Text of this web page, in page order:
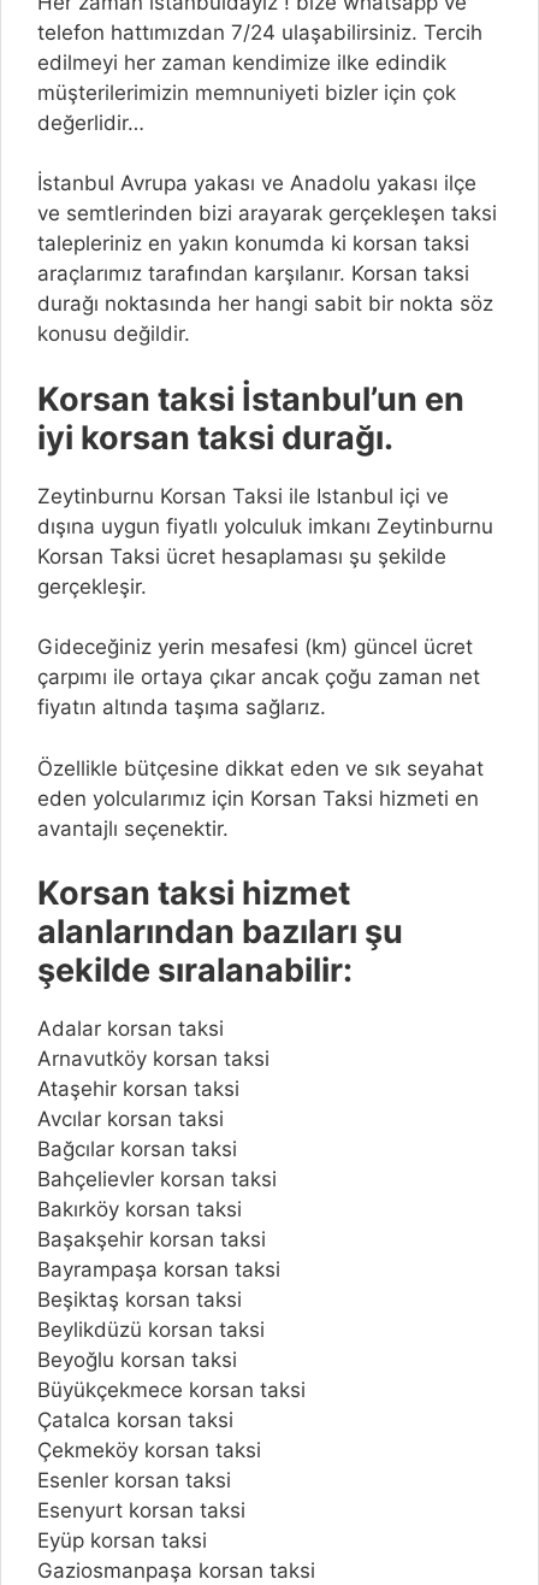
telefon hattımızdan 7/24 ulaşabilirsiniz. Tercih
edilmeyi her zaman kendimize ilke edindik
müşterilerimizin memnuniyeti bizler için çok
değerlidir…
İstanbul Avrupa yakası ve Anadolu yakası ilçe
ve semtlerinden bizi arayarak gerçekleşen taksi
talepleriniz en yakın konumda ki korsan taksi
araçlarımız tarafından karşılanır. Korsan taksi
durağı noktasında her hangi sabit bir nokta söz
konusu değildir.
Korsan taksi İstanbul’un en
iyi korsan taksi durağı.
Zeytinburnu Korsan Taksi ile Istanbul içi ve
dışına uygun fiyatlı yolculuk imkanı Zeytinburnu
Korsan Taksi ücret hesaplaması şu şekilde
gerçekleşir.
Gideceğiniz yerin mesafesi (km) güncel ücret
çarpımı ile ortaya çıkar ancak çoğu zaman net
fiyatın altında taşıma sağlarız.
Özellikle bütçesine dikkat eden ve sık seyahat
eden yolcularımız için Korsan Taksi hizmeti en
avantajlı seçenektir.
Korsan taksi hizmet
alanlarından bazıları şu
şekilde sıralanabilir:
Adalar korsan taksi
Arnavutköy korsan taksi
Ataşehir korsan taksi
Avcılar korsan taksi
Bağcılar korsan taksi
Bahçelievler korsan taksi
Bakırköy korsan taksi
Başakşehir korsan taksi
Bayrampaşa korsan taksi
Beşiktaş korsan taksi
Beylikdüzü korsan taksi
Beyoğlu korsan taksi
Büyükçekmece korsan taksi
Çatalca korsan taksi
Çekmeköy korsan taksi
Esenler korsan taksi
Esenyurt korsan taksi
Eyüp korsan taksi
Gaziosmanpaşa korsan taksi